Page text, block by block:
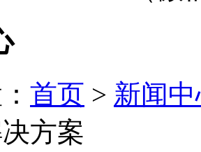
首页 > 新闻
方案